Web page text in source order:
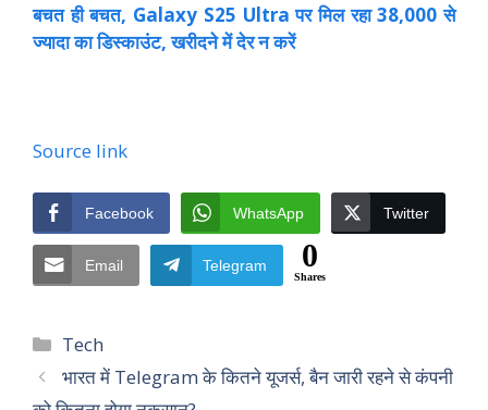
बचत ही बचत, Galaxy S25 Ultra पर मिल रहा 38,000 से
ज्यादा का डिस्काउंट, खरीदने में देर न करें
Source link
Facebook WhatsApp Twitter
Email Telegram 0
Shares
Categories
Tech
भारत में Telegram के कितने यूजर्स, बैन जारी रहने से कंपनी